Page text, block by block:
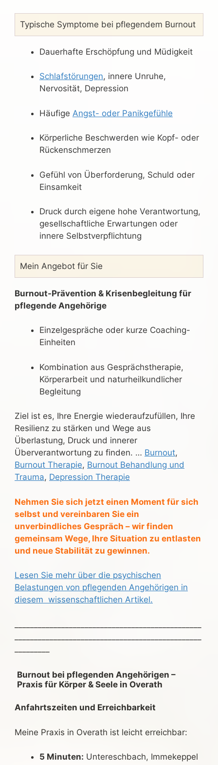
Typische Symptome bei pflegendem Burnout
Dauerhafte Erschöpfung und Müdigkeit
Schlafstörungen, innere Unruhe,
Nervosität, Depression
Häufige Angst- oder Panikgefühle
Körperliche Beschwerden wie Kopf- oder
Rückenschmerzen
Gefühl von Überforderung, Schuld oder
Einsamkeit
Druck durch eigene hohe Verantwortung,
gesellschaftliche Erwartungen oder
innere Selbstverpflichtung
Mein Angebot für Sie
Burnout-Prävention & Krisenbegleitung für
pflegende Angehörige
Einzelgespräche oder kurze Coaching-
Einheiten
Kombination aus Gesprächstherapie,
Körperarbeit und naturheilkundlicher
Begleitung
Ziel ist es, Ihre Energie wiederaufzufüllen, Ihre
Resilienz zu stärken und Wege aus
Überlastung, Druck und innerer
Überverantwortung zu finden. … Burnout,
Burnout Therapie, Burnout Behandlung und
Trauma, Depression Therapie
Nehmen Sie sich jetzt einen Moment für sich
selbst und vereinbaren Sie ein
unverbindliches Gespräch – wir finden
gemeinsam Wege, Ihre Situation zu entlasten
und neue Stabilität zu gewinnen.
Lesen Sie mehr über die psychischen
Belastungen von pflegenden Angehörigen in
diesem wissenschaftlichen Artikel.
Burnout bei pflegenden Angehörigen –
Praxis für Körper & Seele in Overath
Anfahrtszeiten und Erreichbarkeit
Meine Praxis in Overath ist leicht erreichbar:
5 Minuten: Untereschbach, Immekeppel